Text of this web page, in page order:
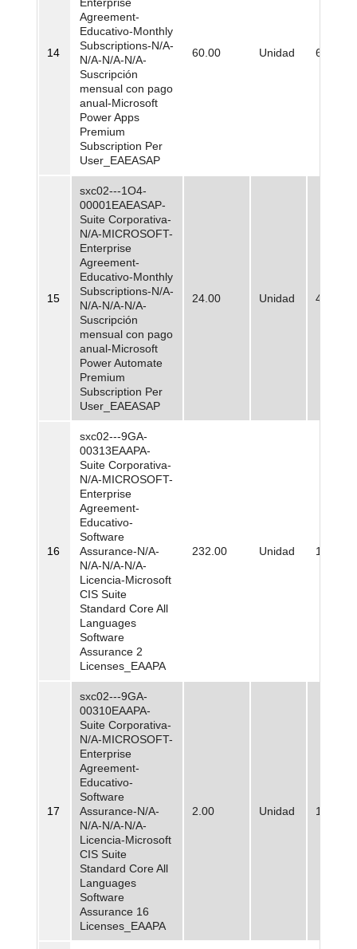
14
Enterprise
Agreement-
Educativo-Monthly
Subscriptions-N/A-
N/A-N/A-N/A-
Suscripción
mensual con pago
anual-Microsoft
Power Apps
Premium
Subscription Per
User_EAEASAP
60.00 Unidad
15
sxc02---1O4-
00001EAEASAP-
Suite Corporativa-
N/A-MICROSOFT-
Enterprise
Agreement-
Educativo-Monthly
Subscriptions-N/A-
N/A-N/A-N/A-
Suscripción
mensual con pago
anual-Microsoft
Power Automate
Premium
Subscription Per
User_EAEASAP
24.00 Unidad
16
sxc02---9GA-
00313EAAPA-
Suite Corporativa-
N/A-MICROSOFT-
Enterprise
Agreement-
Educativo-
Software
Assurance-N/A-
N/A-N/A-N/A-
Licencia-Microsoft
CIS Suite
Standard Core All
Languages
Software
Assurance 2
Licenses_EAAPA
232.00 Unidad
17
sxc02---9GA-
00310EAAPA-
Suite Corporativa-
N/A-MICROSOFT-
Enterprise
Agreement-
Educativo-
Software
Assurance-N/A-
N/A-N/A-N/A-
Licencia-Microsoft
CIS Suite
Standard Core All
Languages
Software
Assurance 16
Licenses_EAAPA
2.00 Unidad